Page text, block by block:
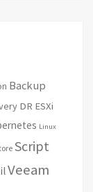
Backup
DR ESXi
Linux
Script
Veeam